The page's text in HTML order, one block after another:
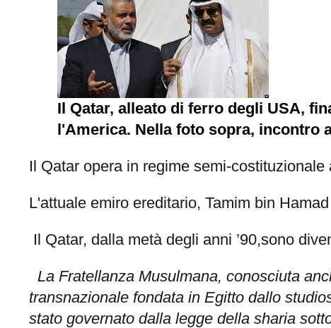
Il Qatar, alleato di ferro degli USA,
l'America. Nella foto sopra, incontro
Il Qatar opera in regime semi-
L'attuale emiro ereditario, Tamim bin
Il Qatar, dalla metà degli anni ’90,sono
La Fratellanza Musulmana, conosciuta
transnazionale fondata in Egitto dallo
stato governato dalla legge della sharia